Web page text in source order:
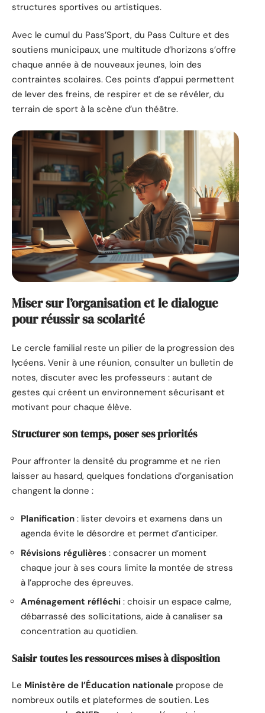
structures sportives ou artistiques.
Avec le cumul du Pass’Sport, du Pass Culture et des
soutiens municipaux, une multitude d’horizons s’offre
chaque année à de nouveaux jeunes, loin des
contraintes scolaires. Ces points d’appui permettent
de lever des freins, de respirer et de se révéler, du
terrain de sport à la scène d’un théâtre.
Miser sur l’organisation et le dialogue
pour réussir sa scolarité
Le cercle familial reste un pilier de la progression des
lycéens. Venir à une réunion, consulter un bulletin de
notes, discuter avec les professeurs : autant de
gestes qui créent un environnement sécurisant et
motivant pour chaque élève.
Structurer son temps, poser ses priorités
Pour affronter la densité du programme et ne rien
laisser au hasard, quelques fondations d’organisation
changent la donne :
Planification : lister devoirs et examens dans un
agenda évite le désordre et permet d’anticiper.
Révisions régulières : consacrer un moment
chaque jour à ses cours limite la montée de stress
à l’approche des épreuves.
Aménagement réfléchi : choisir un espace calme,
débarrassé des sollicitations, aide à canaliser sa
concentration au quotidien.
Saisir toutes les ressources mises à disposition
Le Ministère de l’Éducation nationale propose de
nombreux outils et plateformes de soutien. Les